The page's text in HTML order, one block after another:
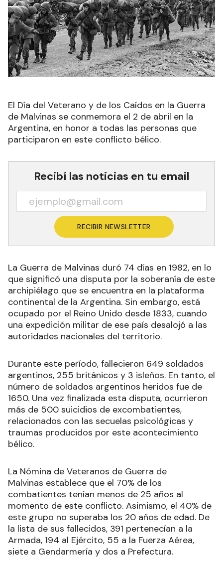
El Día del Veterano y de los Caídos en la Guerra
de Malvinas se conmemora el 2 de abril en la
Argentina, en honor a todas las personas que
participaron en este conflicto bélico.
Recibí las noticias en tu email
RECIBIR NEWSLETTER
La Guerra de Malvinas duró 74 días en 1982, en lo
que significó una disputa por la soberanía de este
archipiélago que se encuentra en la plataforma
continental de la Argentina. Sin embargo, está
ocupado por el Reino Unido desde 1833, cuando
una expedición militar de ese país desalojó a las
autoridades nacionales del territorio.
Durante este período, fallecieron 649 soldados
argentinos, 255 británicos y 3 isleños. En tanto, el
número de soldados argentinos heridos fue de
1650. Una vez finalizada esta disputa, ocurrieron
más de 500 suicidios de excombatientes,
relacionados con las secuelas psicológicas y
traumas producidos por este acontecimiento
bélico.
La Nómina de Veteranos de Guerra de
Malvinas establece que el 70% de los
combatientes tenían menos de 25 años al
momento de este conflicto. Asimismo, el 40% de
este grupo no superaba los 20 años de edad. De
la lista de sus fallecidos, 391 pertenecían a la
Armada, 194 al Ejército, 55 a la Fuerza Aérea,
siete a Gendarmería y dos a Prefectura.